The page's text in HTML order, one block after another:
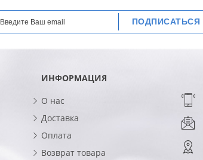
ПОДПИСАТЬСЯ
ИНФОРМАЦИЯ
О нас
Доставка
Оплата
Возврат товара